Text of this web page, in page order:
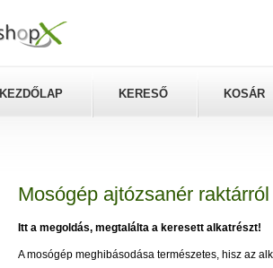
KEZDŐLAP KERESŐ KOSÁR
Mosógép ajtózsanér raktárról
Itt a megoldás, megtalálta a keresett alkatrészt!
A mosógép meghibásodása természetes, hisz az